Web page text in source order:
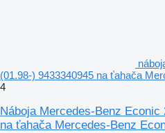
(01.98-) 9433340945 na ťahača
4
Náboja Mercedes-Benz Econic
na ťahača Mercedes-Benz